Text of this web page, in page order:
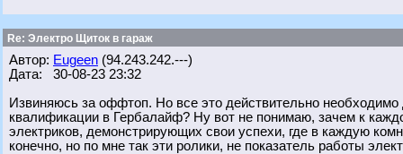
Re: Электро Щиток в гараж
Автор: Eugeen (94.243.242.---)
Дата: 30-08-23 23:32
Извиняюсь за оффтоп. Но все это действительно
квалификации в Гербалайф? Ну вот не понимаю, зачем к
электриков, демонстрирующих свои успехи, где в каждую
конечно, но по мне так эти ролики, не показатель работы